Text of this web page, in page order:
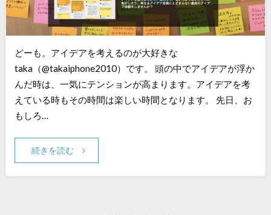
どーも。アイデアを考えるのが大好きな
taka（@takaiphone2010）です。 頭の中でアイデアが浮か
んだ時は、一気にテンションが高まります。アイデアを考
えている時もその時間は楽しい時間となります。 先日、お
もしろ…
続きを読む